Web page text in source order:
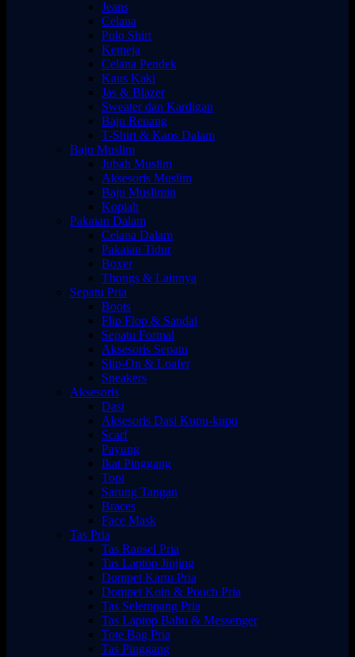
Jeans
Celana
Polo Shirt
Kemeja
Celana Pendek
Kaus Kaki
Jas & Blazer
Sweater dan Kardigan
Baju Renang
T-Shirt & Kaos Dalam
Baju Muslim
Jubah Muslim
Aksesoris Muslim
Baju Muslimin
Kopiah
Pakaian Dalam
Celana Dalam
Pakaian Tidur
Boxer
Thongs & Lainnya
Sepatu Pria
Boots
Flip Flop & Sandal
Sepatu Formal
Aksesoris Sepatu
Slip-On & Loafer
Sneakers
Aksesoris
Dasi
Aksesoris Dasi Kupu-kupu
Scarf
Payung
Ikat Pinggang
Topi
Sarung Tangan
Braces
Face Mask
Tas Pria
Tas Ransel Pria
Tas Laptop Jinjing
Dompet Kartu Pria
Dompet Koin & Pouch Pria
Tas Selempang Pria
Tas Laptop Bahu & Messenger
Tote Bag Pria
Tas Pinggang